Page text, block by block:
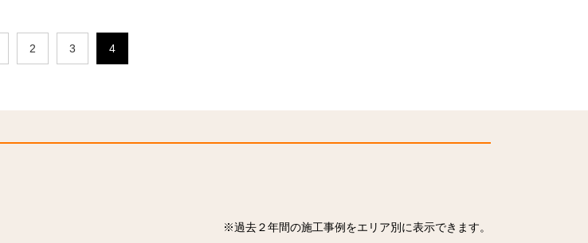
2 3 4
※過去２年間の施工事例をエリア別に表示できます。